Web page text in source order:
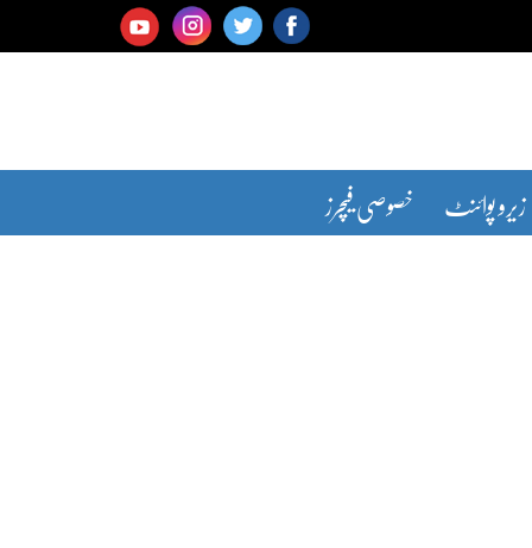
زیرو پوائنٹ خصوصی فیچرز